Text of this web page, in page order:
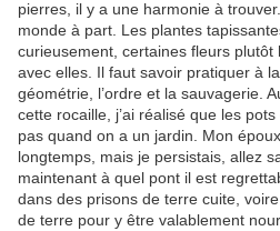
pierres, il y a une harmonie à
monde à part. Les plantes
curieusement, certaines fleurs
avec elles. Il faut savoir pratiquer à
géométrie, l’ordre et la sauvagerie.
cette rocaille, j’ai réalisé que les
pas quand on a un jardin. Mon
longtemps, mais je persistais, allez
maintenant à quel pont il est
dans des prisons de terre cuite,
de terre pour y être valablement